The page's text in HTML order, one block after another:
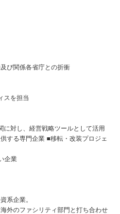
び関係各省庁との折衝
スを担当
対し、経営戦略ツールとして活用
する専門企業 ■移転・改装プロジェ
企業
系企業。
外のファシリティ部門と打ち合わせ